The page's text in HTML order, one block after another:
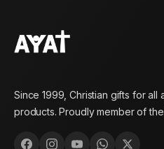
Since 1999, Christian gifts for
products. Proudly member of